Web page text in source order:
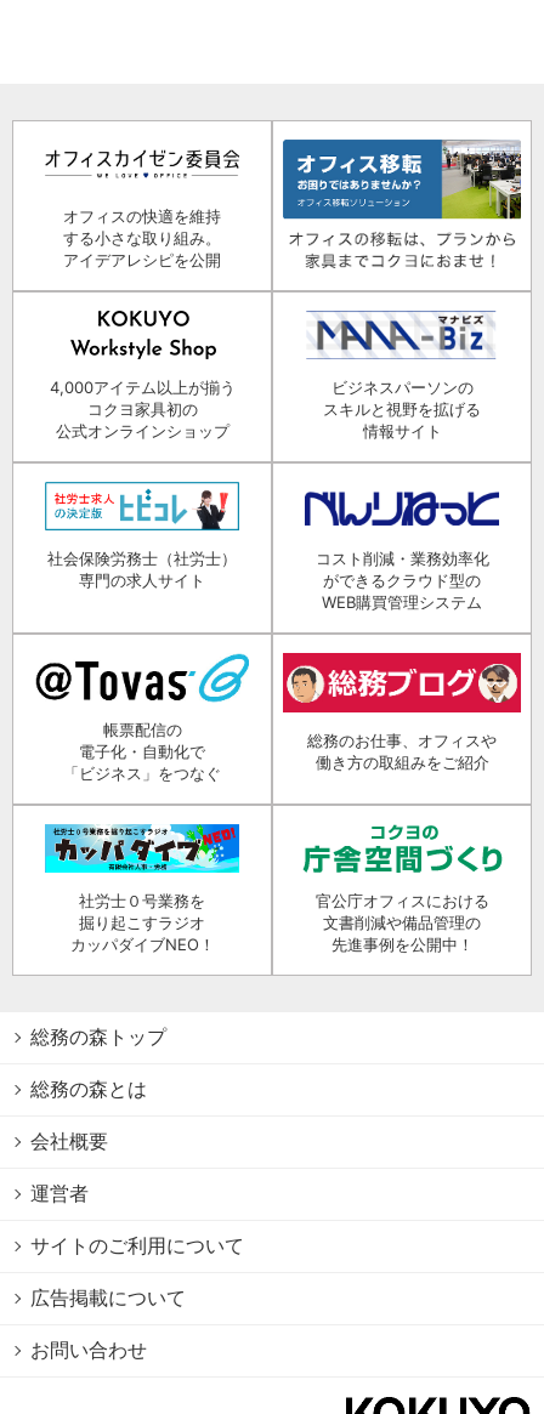
オフィスの快適を維持
する小さな取り組み。
アイデアレシピを公開
4,000アイテム以上が揃う
コクヨ家具初の
公式オンラインショップ
ビジネスパーソンの
スキルと視野を拡げる
情報サイト
社会保険労務士（社労士）
専門の求人サイト
コスト削減・業務効率化
ができるクラウド型の
WEB購買管理システム
帳票配信の
電子化・自動化で
「ビジネス」をつなぐ
総務のお仕事、オフィスや
働き方の取組みをご紹介
社労士０号業務を
掘り起こすラジオ
カッパダイブNEO！
官公庁オフィスにおける
文書削減や備品管理の
先進事例を公開中！
総務の森トップ
総務の森とは
会社概要
運営者
サイトのご利用について
広告掲載について
お問い合わせ